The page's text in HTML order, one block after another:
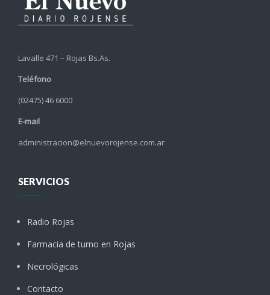
Lavalle 471 – Rojas Bs.As.
Teléfono
(02475) 46 6000
E-mail
administracion@elnuevorojense.com.ar
SERVICIOS
Radio Rojas
Farmacia de turno en Rojas
Necrológicas
Contacto